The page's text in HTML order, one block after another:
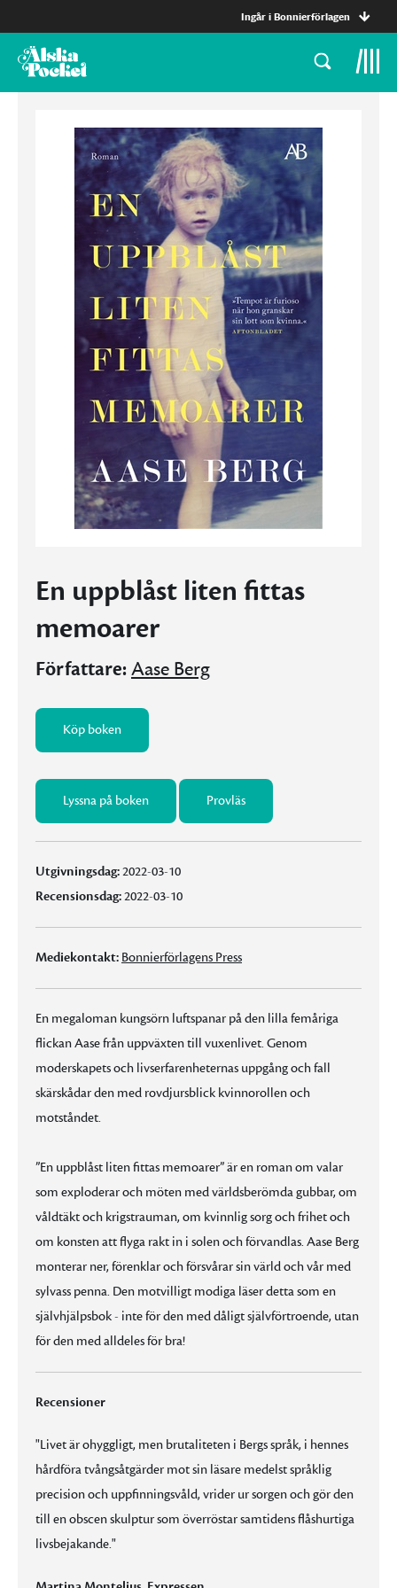
Ingår i Bonnierförlagen
En uppblåst liten fittas
memoarer
Författare:Aase Berg
Köp boken
Lyssna på boken Provläs
Utgivningsdag:2022-03-10
Recensionsdag:2022-03-10
Mediekontakt: Bonnierförlagens Press
En megaloman kungsörn luftspanar på den lilla femåriga
flickan Aase från uppväxten till vuxenlivet. Genom
moderskapets och livserfarenheternas uppgång och fall
skärskådar den med rovdjursblick kvinnorollen och
motståndet.
”En uppblåst liten fittas memoarer” är en roman om valar
som exploderar och möten med världsberömda gubbar, om
våldtäkt och krigstrauman, om kvinnlig sorg och frihet och
om konsten att flyga rakt in i solen och förvandlas. Aase Berg
monterar ner, förenklar och försvårar sin värld och vår med
sylvass penna. Den motvilligt modiga läser detta som en
självhjälpsbok - inte för den med dåligt självförtroende, utan
för den med alldeles för bra!
Recensioner
"Livet är ohyggligt, men brutaliteten i Bergs språk, i hennes
hårdföra tvångsåtgärder mot sin läsare medelst språklig
precision och uppfinningsvåld, vrider ur sorgen och gör den
till en obscen skulptur som överröstar samtidens flåshurtiga
livsbejakande."